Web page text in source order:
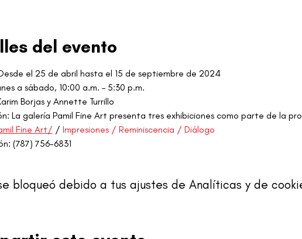
del evento
el 25 de abril hasta el 15 de septiembre de 2024
a sábado, 10:00 a.m. – 5:30 p.m.
Borjas y Annette Turrillo
La galería Pamil Fine Art presenta tres exhibiciones como parte de la
Fine Art/ / Impresiones / Reminiscencia / Diálogo
(787) 756-6831
bloqueó debido a tus ajustes de Analíticas y de